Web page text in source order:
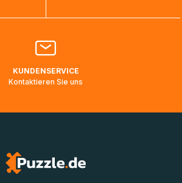
denKundenservicefalls Ihr Paket
oder Europa mehrere Tage
KUNDENSERVICE
Kontaktieren Sie uns